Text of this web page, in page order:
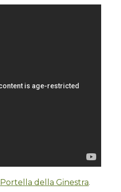
Portella della Ginestra.